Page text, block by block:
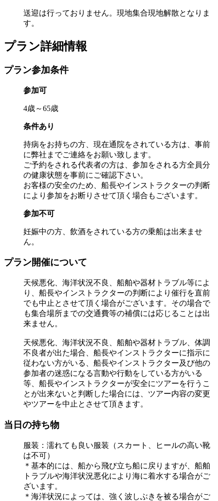
送迎は行っておりません。現地集合現地解散となりま
す。
プラン詳細情報
プラン参加条件
参加可
4歳～65歳
条件あり
持病をお持ちの方、現在通院をされている方は、事前
に弊社までご連絡をお願い致します。
ご予約をされる代表者の方は、参加をされる方全員分
の健康状態を事前にご確認下さい。
お客様の安全のため、船長やインストラクターの判断
により参加をお断りさせて頂く場合もございます。
参加不可
妊娠中の方、飲酒をされている方の乗船は出来ませ
ん。
プラン開催について
天候悪化、海洋状況不良、船舶や器材トラブル等によ
り、船長やインストラクターの判断により催行を直前
でも中止とさせて頂く場合がございます。その場合で
も集合場所までの交通費等の補償には応じることは出
来ません。
天候悪化、海洋状況不良、船舶や器材トラブル、体調
不良者が出た場合、船長やインストラクターに指示に
従わない方がいる、船長やインストラクター及び他の
参加者の迷惑になる言動や行動をしている方がいる
等、船長やインストラクターが安全にツアーを行うこ
とが出来ないと判断した場合には、ツアー内容の変更
やツアーを中止とさせて頂きます。
当日の持ち物
服装：濡れても良い服装（スカート、ヒールの高い靴
は不可）
＊基本的には、船から飛び立ち船に戻りますが、船舶
トラブルや海洋状況悪化により海に着水する場合がご
ざいます。
＊海洋状況によっては、強く波しぶきを被る場合がご